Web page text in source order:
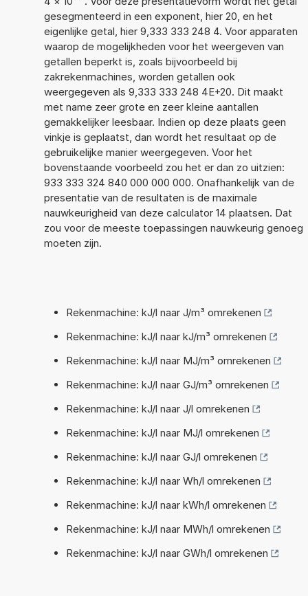
gesegmenteerd in een exponent, hier 20, en het
eigenlijke getal, hier 9,333 333 248 4. Voor apparaten
waarop de mogelijkheden voor het weergeven van
getallen beperkt is, zoals bijvoorbeeld bij
zakrekenmachines, worden getallen ook
weergegeven als 9,333 333 248 4E+20. Dit maakt
met name zeer grote en zeer kleine aantallen
gemakkelijker leesbaar. Indien op deze plaats geen
vinkje is geplaatst, dan wordt het resultaat op de
gebruikelijke manier weergegeven. Voor het
bovenstaande voorbeeld zou het er dan zo uitzien:
933 333 324 840 000 000 000. Onafhankelijk van de
presentatie van de resultaten is de maximale
nauwkeurigheid van deze calculator 14 plaatsen. Dat
zou voor de meeste toepassingen nauwkeurig genoeg
moeten zijn.
Rekenmachine: kJ/l naar J/m³ omrekenen
Rekenmachine: kJ/l naar kJ/m³ omrekenen
Rekenmachine: kJ/l naar MJ/m³ omrekenen
Rekenmachine: kJ/l naar GJ/m³ omrekenen
Rekenmachine: kJ/l naar J/l omrekenen
Rekenmachine: kJ/l naar MJ/l omrekenen
Rekenmachine: kJ/l naar GJ/l omrekenen
Rekenmachine: kJ/l naar Wh/l omrekenen
Rekenmachine: kJ/l naar kWh/l omrekenen
Rekenmachine: kJ/l naar MWh/l omrekenen
Rekenmachine: kJ/l naar GWh/l omrekenen